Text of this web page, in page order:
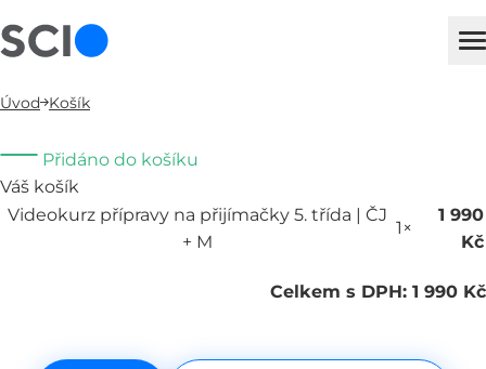
Úvod Košík
Přidáno do košíku
Váš košík
Videokurz přípravy na přijímačky 5. třída | ČJ
+ M
1×
1 990
Kč
Celkem s DPH: 1 990 Kč